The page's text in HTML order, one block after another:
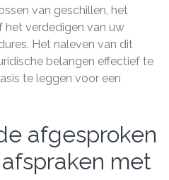
van geschillen, het
het verdedigen van uw
Het naleven van dit
belangen effectief te
te leggen voor een
afgesproken
met